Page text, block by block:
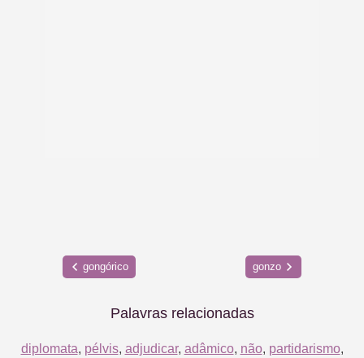
gongórico gonzo
Palavras relacionadas
diplomata, pélvis, adjudicar, adâmico, não, partidarismo,